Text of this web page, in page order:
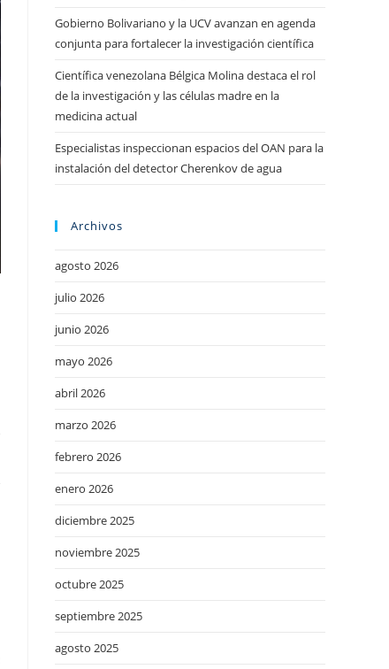
Gobierno Bolivariano y la UCV avanzan en agenda
conjunta para fortalecer la investigación científica
Científica venezolana Bélgica Molina destaca el rol
de la investigación y las células madre en la
medicina actual
Especialistas inspeccionan espacios del OAN para la
instalación del detector Cherenkov de agua
Archivos
agosto 2026
julio 2026
junio 2026
mayo 2026
abril 2026
marzo 2026
febrero 2026
enero 2026
diciembre 2025
noviembre 2025
octubre 2025
septiembre 2025
agosto 2025